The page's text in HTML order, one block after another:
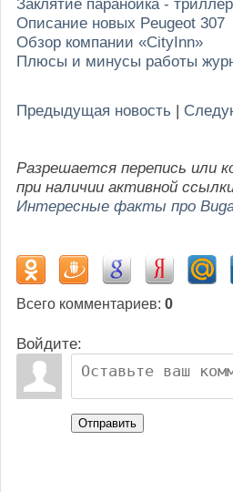
Заклятие параноика -
Описание новых Peugeot 307
Обзор компании «CityInn»
Плюсы и минусы работы
Предыдущая новость |
Разрешается перепись или
при наличии активной
Интересные факты про
Всего комментариев: 0
Войдите:
Отправить